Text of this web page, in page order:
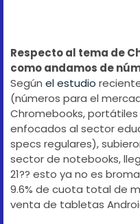
Respecto al tema de
como andamos de
Según el estudio
(números para el
Chromebooks,
enfocados al sector
specs regulares),
sector de notebooks,
21?? esto ya no es
9.6% de cuota total de
venta de tabletas